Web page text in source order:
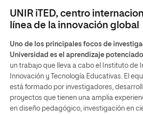
UNIR iTED, centro
línea de la innovación global
Uno de los principales focos de
Universidad es el aprendizaje
un trabajo que lleva a cabo el Instituto de
Innovación y Tecnología Educativas. El
está formado por investigadores,
proyectos que tienen una amplia
en diseño pedagógico, investigación en